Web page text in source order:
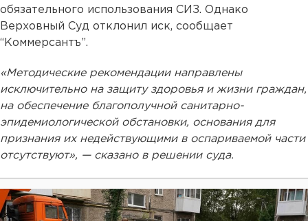
обязательного использования СИЗ. Однако
Верховный Суд отклонил иск, сообщает
“Коммерсантъ”.
«Методические рекомендации направлены
исключительно на защиту здоровья и жизни граждан,
на обеспечение благополучной санитарно-
эпидемиологической обстановки, основания для
признания их недействующими в оспариваемой части
отсутствуют», — сказано в решении суда.